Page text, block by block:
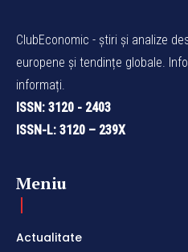
ClubEconomic - știri și analize
europene și tendințe globale.
informați.
ISSN: 3120 - 2403
ISSN-L: 3120 – 239X
Meniu
Actualitate